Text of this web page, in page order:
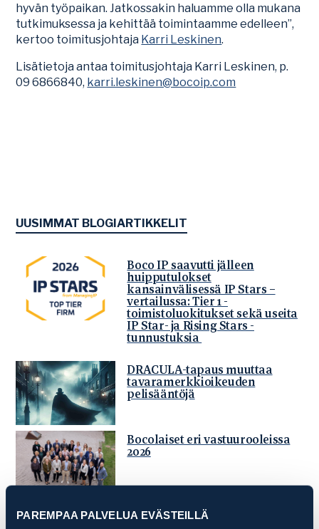
PAREMPAA PALVELUA EVÄSTEILLÄ
hyvän työpaikan. Jatkossakin haluamme olla mukana
tutkimuksessa ja kehittää toimintaamme edelleen”,
kertoo toimitusjohtaja Karri Leskinen.
Lisätietoja antaa toimitusjohtaja Karri Leskinen, p.
09 6866840, karri.leskinen@bocoip.com
UUSIMMAT BLOGIARTIKKELIT
Boco IP saavutti jälleen
huipputulokset
kansainvälisessä IP Stars –
vertailussa: Tier 1 -
toimistoluokitukset sekä useita
IP Star- ja Rising Stars -
tunnustuksia
DRACULA-tapaus muuttaa
tavaramerkkioikeuden
pelisääntöjä
Bocolaiset eri vastuurooleissa
2026
EU-malliuudistuksen toinen
vaihe täsmentyi